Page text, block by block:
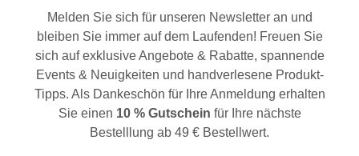
Melden Sie sich für unseren Newsletter an und
bleiben Sie immer auf dem Laufenden! Freuen Sie
sich auf exklusive Angebote & Rabatte, spannende
Events & Neuigkeiten und handverlesene Produkt-
Tipps. Als Dankeschön für Ihre Anmeldung erhalten
Sie einen 10 % Gutschein für Ihre nächste
Bestelllung ab 49 € Bestellwert.